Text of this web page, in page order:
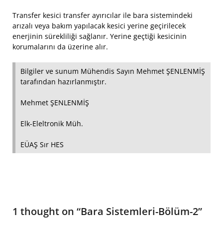
Transfer kesici transfer ayırıcılar ile bara sistemindeki
arızalı veya bakım yapılacak kesici yerine geçirilecek
enerjinin sürekliliği sağlanır. Yerine geçtiği kesicinin
korumalarını da üzerine alır.
Bilgiler ve sunum Mühendis Sayın Mehmet ŞENLENMİŞ
tarafından hazırlanmıştır.
Mehmet ŞENLENMİŞ
Elk-Eleltronik Müh.
EÜAŞ Sır HES
1 thought on “Bara Sistemleri-Bölüm-2”